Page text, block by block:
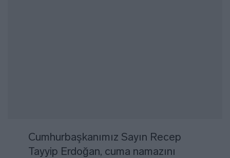
Cumhurbaşkanımız Sayın Recep
Tayyip Erdoğan, cuma namazını